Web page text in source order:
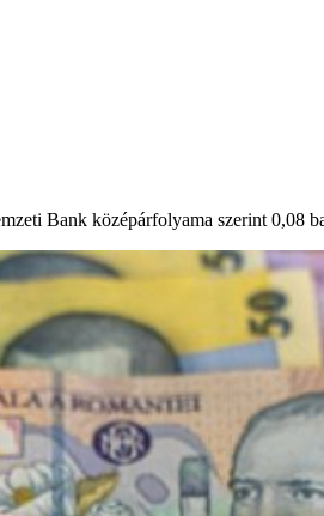
Bank középárfolyama szerint